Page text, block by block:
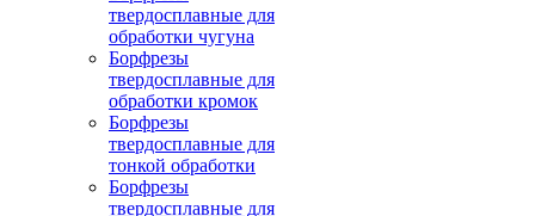
твердосплавные для
обработки чугуна
Борфрезы
твердосплавные для
обработки кромок
Борфрезы
твердосплавные для
тонкой обработки
Борфрезы
твердосплавные для